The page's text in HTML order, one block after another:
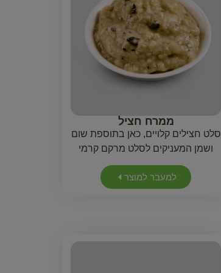
ממרח חציל
סלט חצילים קלויים, כאן בתוספת שום
ושמן המעניקים לסלט מרקם קרמי
למעבר למוצר